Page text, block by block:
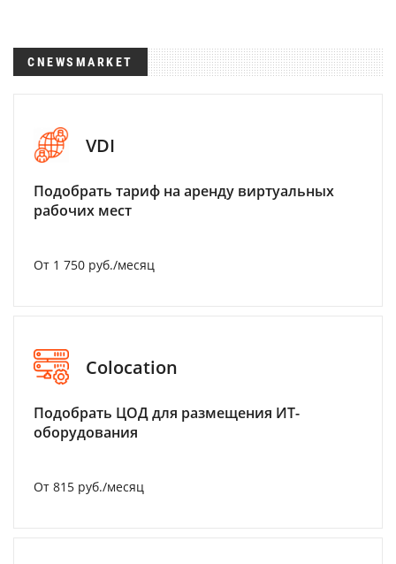
CNEWSMARKET
VDI
Подобрать тариф на аренду виртуальных
рабочих мест
От 1 750 руб./месяц
Colocation
Подобрать ЦОД для размещения ИТ-
оборудования
От 815 руб./месяц